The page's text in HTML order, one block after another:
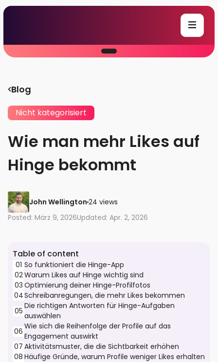
Blog
Nicht kategorisiert
Wie man mehr Likes auf
Hinge bekommt
John Wellington 24 views
Posted: März 9, 2026Updated: Apr. 2, 2026
Table of content
01 So funktioniert die Hinge-App
02Warum Likes auf Hinge wichtig sind
03 Optimierung deiner Hinge-Profilfotos
04Schreibanregungen, die mehr Likes bekommen
05
Die richtigen Antworten für Hinge-Aufgaben
auswählen
06
Wie sich die Reihenfolge der Profile auf das
Engagement auswirkt
07 Aktivitätsmuster, die die Sichtbarkeit erhöhen
08 Häufige Gründe, warum Profile weniger Likes erhalten